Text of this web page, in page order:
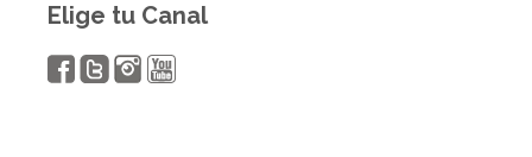
Elige tu Canal